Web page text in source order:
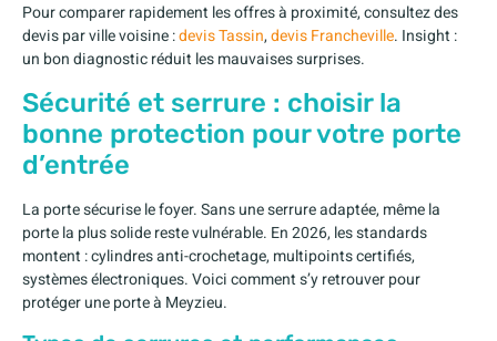
Pour comparer rapidement les offres à proximité, consultez des
devis par ville voisine :devis Tassin,devis Francheville. Insight :
un bon diagnostic réduit les mauvaises surprises.
Sécurité et serrure : choisir la
bonne protection pour votre porte
d’entrée
La porte sécurise le foyer. Sans une serrure adaptée, même la
porte la plus solide reste vulnérable. En 2026, les standards
montent : cylindres anti-crochetage, multipoints certifiés,
systèmes électroniques. Voici comment s’y retrouver pour
protéger une porte à Meyzieu.